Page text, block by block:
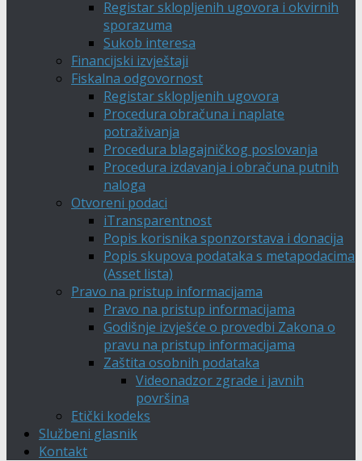
Registar sklopljenih ugovora i okvirnih
sporazuma
Sukob interesa
Financijski izvještaji
Fiskalna odgovornost
Registar sklopljenih ugovora
Procedura obračuna i naplate
potraživanja
Procedura blagajničkog poslovanja
Procedura izdavanja i obračuna putnih
naloga
Otvoreni podaci
iTransparentnost
Popis korisnika sponzorstava i donacija
Popis skupova podataka s metapodacima
(Asset lista)
Pravo na pristup informacijama
Pravo na pristup informacijama
Godišnje izvješće o provedbi Zakona o
pravu na pristup informacijama
Zaštita osobnih podataka
Videonadzor zgrade i javnih
površina
Etički kodeks
Službeni glasnik
Kontakt